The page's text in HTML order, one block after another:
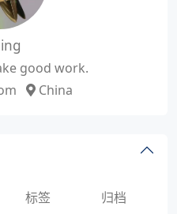
good work.
China
标签 归档